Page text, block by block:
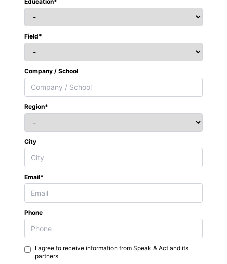
Field*
Company / School
Region*
City
Email*
Phone
I agree to receive information from Speak & Act and its
partners